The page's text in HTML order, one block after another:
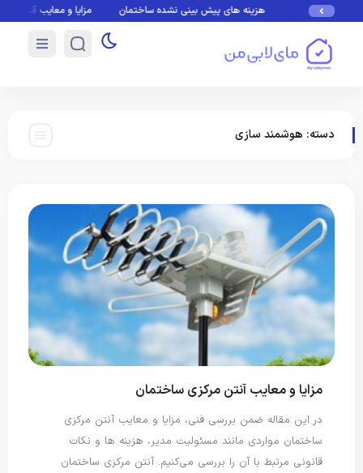
هزینه های پیش بینی نشده ساختمان مزایا و معایب آنتن مرکزی ساختمان
دسته:هوشمند سازی
مزایا و معایب آنتن مرکزی ساختمان
در این مقاله ضمن بررسی فنی، مزایا و معایب آنتن مرکزی
ساختمان مواردی مانند مسئولیت مدیر، هزینه ها و نکات
قانونی مرتبط با آن را بررسی می‌کنیم. آنتن مرکزی ساختمان